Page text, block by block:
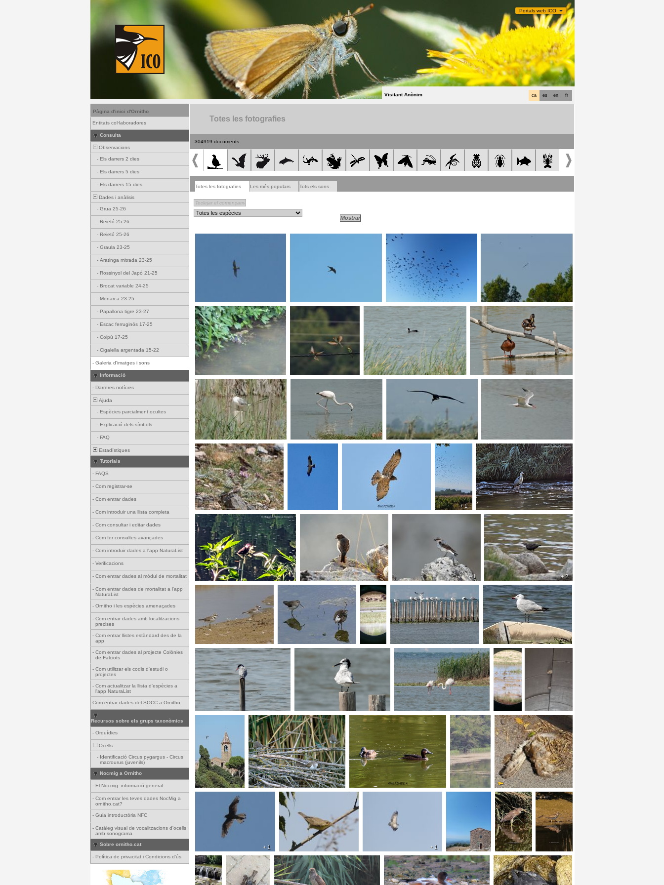
Portals web ICO
fr
en
es
ca
Visitant Anònim
Pàgina d'inici d'Ornitho
Entitats col·laboradores
Consulta
Observacions
- Els darrers 2 dies
- Els darrers 5 dies
- Els darrers 15 dies
Dades i anàlisis
- Grua 25-26
- Reietó 25-26
- Reietó 25-26
- Graula 23-25
- Aratinga mitrada 23-25
- Rossinyol del Japó 21-25
- Brocat variable 24-25
- Monarca 23-25
- Papallona tigre 23-27
- Escac ferruginós 17-25
- Coipú 17-25
- Cigalella argentada 15-22
- Galeria d'imatges i sons
Informació
- Darreres notícies
Ajuda
- Espècies parcialment ocultes
- Explicació dels símbols
- FAQ
Estadístiques
Tutorials
- FAQS
- Com registrar-se
- Com entrar dades
- Com introduir una llista completa
- Com consultar i editar dades
- Com fer consultes avançades
- Com introduir dades a l'app NaturaList
- Verificacions
- Com entrar dades al mòdul de mortalitat
- Com entrar dades de mortalitat a l'app
NaturaList
- Ornitho i les espècies amenaçades
- Com entrar dades amb localitzacions
precises
- Com entrar llistes estàndard des de la
app
- Com entrar dades al projecte Colònies
de Falciots
- Com utilitzar els codis d'estudi o
projectes
- Com actualitzar la llista d'espècies a
l'app NaturaList
Com entrar dades del SOCC a Ornitho
Recursos sobre els grups taxonòmics
- Orquídies
Ocells
- Identificació Circus pygargus - Circus
macrourus (juvenils)
Nocmig a Ornitho
- El Nocmig- informació general
- Com entrar les teves dades NocMig a
ornitho.cat?
- Guia introductòria NFC
- Catàleg visual de vocalitzacions d'ocells
amb sonograma
Sobre ornitho.cat
- Política de privacitat i Condicions d'ús
Totes les fotografies
304919 documents
Totes les fotografies Les més populars Tots els sons
+ 1
+ 1 + 2
+ 1 + 1